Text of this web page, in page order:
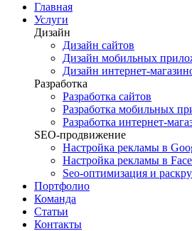
Главная
Услуги
Дизайн
Дизайн сайтов
Дизайн мобильных
Дизайн интернет-
Разработка
Разработка сайтов
Разработка мобильных
Разработка интернет-
SEO-продвижение
Настройка рекламы в
Настройка рекламы в
Seo-оптимизация и
Портфолио
Команда
Статьи
Контакты